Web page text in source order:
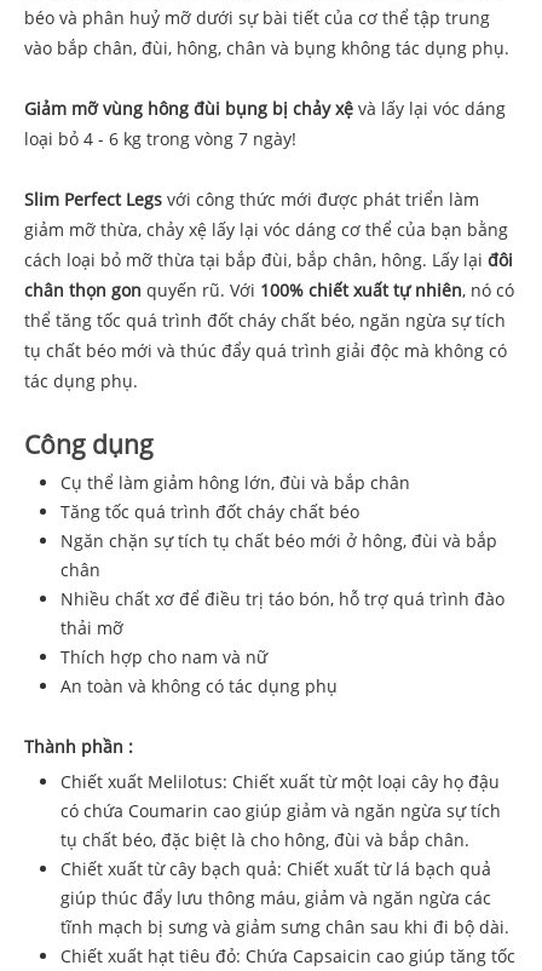
béo và phân huỷ mỡ dưới sự bài tiết của cơ thể tập trung
vào bắp chân, đùi, hông, chân và bụng không tác dụng phụ.
Giảm mỡ vùng hông đùi bụng bị chảy xệ và lấy lại vóc dáng
loại bỏ 4 - 6 kg trong vòng 7 ngày!
Slim Perfect Legs với công thức mới được phát triển làm
giảm mỡ thừa, chảy xệ lấy lại vóc dáng cơ thể của bạn bằng
cách loại bỏ mỡ thừa tại bắp đùi, bắp chân, hông. Lấy lại đôi
chân thọn gon quyến rũ. Với 100% chiết xuất tự nhiên, nó có
thể tăng tốc quá trình đốt cháy chất béo, ngăn ngừa sự tích
tụ chất béo mới và thúc đẩy quá trình giải độc mà không có
tác dụng phụ.
Công dụng
Cụ thể làm giảm hông lớn, đùi và bắp chân
Tăng tốc quá trình đốt cháy chất béo
Ngăn chặn sự tích tụ chất béo mới ở hông, đùi và bắp
chân
Nhiều chất xơ để điều trị táo bón, hỗ trợ quá trình đào
thải mỡ
Thích hợp cho nam và nữ
An toàn và không có tác dụng phụ
Thành phần :
Chiết xuất Melilotus: Chiết xuất từ ​​một loại cây họ đậu
có chứa Coumarin cao giúp giảm và ngăn ngừa sự tích
tụ chất béo, đặc biệt là cho hông, đùi và bắp chân.
Chiết xuất từ ​​cây bạch quả: Chiết xuất từ ​​lá bạch quả
giúp thúc đẩy lưu thông máu, giảm và ngăn ngừa các
tĩnh mạch bị sưng và giảm sưng chân sau khi đi bộ dài.
Chiết xuất hạt tiêu đỏ: Chứa Capsaicin cao giúp tăng tốc